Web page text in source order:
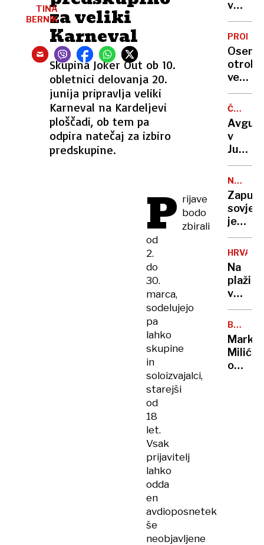
za veliki
Karneval
Skupina Joker Out ob 10.
obletnici delovanja 20.
junija pripravlja veliki
Karneval na Kardeljevi
ploščadi, ob tem pa
odpira natečaj za izbiro
predskupine.
TINA
BERNIK
P rijave
bodo
zbirali
od
2.
do
30.
marca,
sodelujejo
pa
lahko
skupine
in
soloizvajalci,
starejši
od
18
let.
Vsak
prijavitelj
lahko
odda
en
avdioposnetek
še
neobjavljene
na
supih
in
kajakih
v
travi
že
osem
dni,
okoli
njega
kroži
teliček
Osem
otrok,
več
kot
8000
na
mesec,
a
mama
so
ČRNO-
BELO
v
tako
so
nekoč
brez
in
klim
jedrski
so
postali
bombe
Na
plaži
v
se je
podrlo
drevo,
tudi
BREZ
DLAKE
NA
JEZIKU
Marko
Milić
o